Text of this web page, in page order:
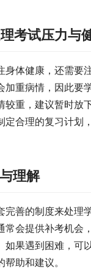
考试压力与
身体健康，还需要
加重病情，因此要
较重，建议暂时放
定合理的复习计划
理解
完善的制度来处理
常会提供补考机会
如果遇到困难，可
助和建议。